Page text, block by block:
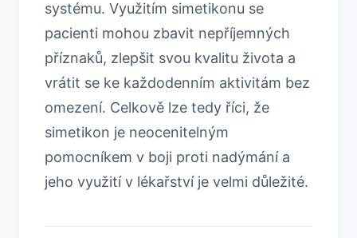
systému. Využitím simetikonu se
pacienti mohou zbavit nepříjemných
příznaků, zlepšit svou kvalitu života a
vrátit se ke každodenním aktivitám bez
omezení. Celkově lze tedy říci, že
simetikon je neocenitelným
pomocníkem v boji proti nadýmání a
jeho využití v lékařství je velmi důležité.